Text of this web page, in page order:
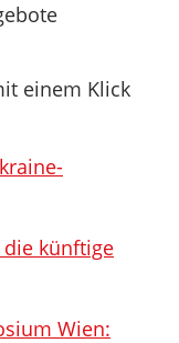
einem Klick
künftige
Wien: